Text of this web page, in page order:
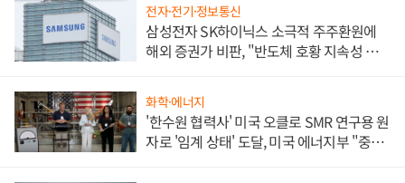
전자·전기·정보통신
삼성전자 SK하이닉스 소극적 주주환원에
해외 증권가 비판, "반도체 호황 지속성 의
화학·에너지
'한수원 협력사' 미국 오클로 SMR 연구용 원
자로 '임계 상태' 도달, 미국 에너지부 "중요